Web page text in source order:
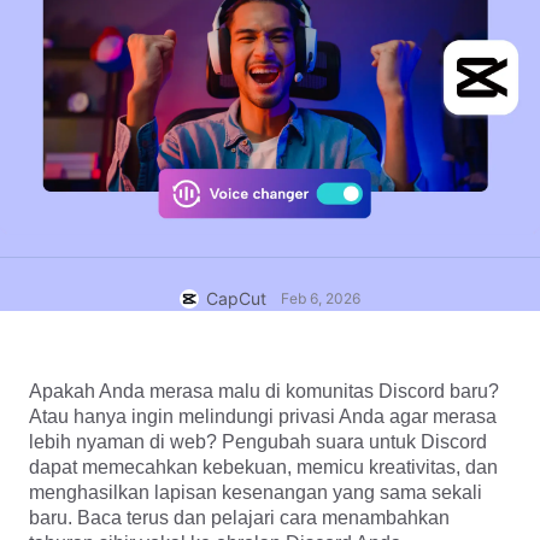
Teks & Audio
Keterangan otomatis
Template keterangan
Pengenalan ucapan
Kurangi noise
Gambar
Pemasaran
Gaya hidup & Vlog
Desain kustom
Lainnya
Panduan cara
Pilihan Teratas
Tren & tip template
Lainnya
Template industri
Template kilas balik
Pusat Kepercayaan
Pusat Bantuan
Newsroom
Dreamina Seedance 2.0 Launch
Buka CapCut
CapCut Feb 6, 2026
Apakah Anda merasa malu di komunitas Discord baru?
Atau hanya ingin melindungi privasi Anda agar merasa
lebih nyaman di web? Pengubah suara untuk Discord
dapat memecahkan kebekuan, memicu kreativitas, dan
menghasilkan lapisan kesenangan yang sama sekali
baru. Baca terus dan pelajari cara menambahkan